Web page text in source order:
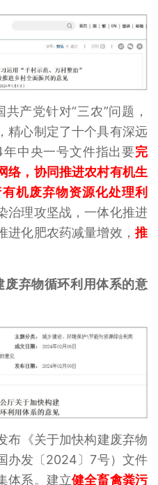
产党针对“三农”问题，
精心制定了十个具有深远
中央一号文件指出要完
络，协同推进农村有机生
机废弃物资源化处理利
治理攻坚战，一体化推进
进化肥农药减量增效， 推
废弃物循环利用体系的意
布《关于加快构建废弃物
办发〔2024〕7号）文件
体系。建立健全畜禽粪污